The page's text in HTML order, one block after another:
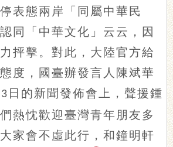
表態兩岸「同屬中華民
同「中華文化」云云，因
抨擊。對此，大陸官方給
度，國臺辦發言人陳斌華
日的新聞發佈會上，聲援鍾
熱忱歡迎臺灣青年朋友多
家會不虛此行，和鐘明軒